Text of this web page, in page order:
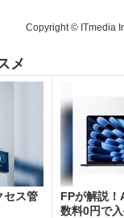
Copyright © ITmedia
メ
セス管
FPが解説
数料0円で